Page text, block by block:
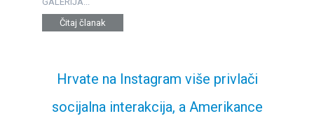
Čitaj članak
Hrvate na Instagram više privlači
socijalna interakcija, a Amerikance